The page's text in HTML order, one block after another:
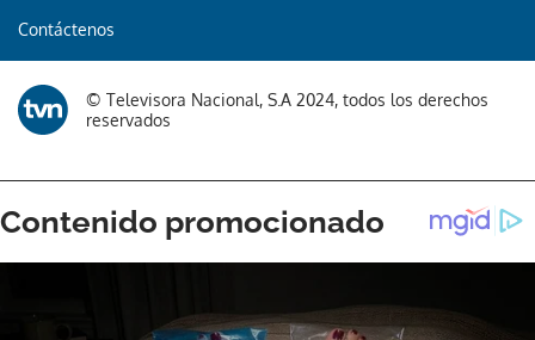
Contáctenos
© Televisora Nacional, S.A 2024, todos los derechos
reservados